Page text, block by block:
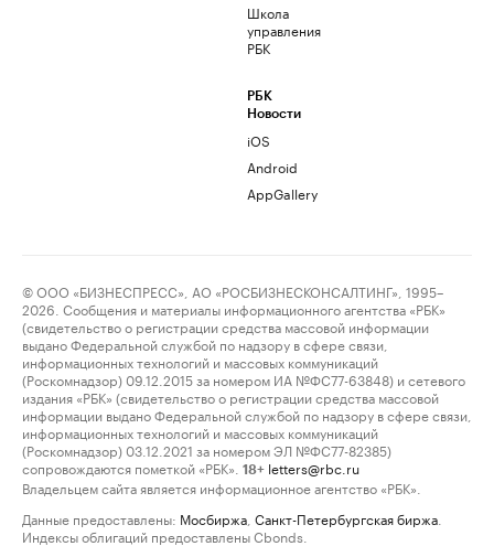
Школа
управления
РБК
РБК
Новости
iOS
Android
AppGallery
© ООО «БИЗНЕСПРЕСС», АО «РОСБИЗНЕСКОНСАЛТИНГ», 1995–
2026. Сообщения и материалы информационного агентства «РБК»
(свидетельство о регистрации средства массовой информации
выдано Федеральной службой по надзору в сфере связи,
информационных технологий и массовых коммуникаций
(Роскомнадзор) 09.12.2015 за номером ИА №ФС77-63848) и сетевого
издания «РБК» (свидетельство о регистрации средства массовой
информации выдано Федеральной службой по надзору в сфере связи,
информационных технологий и массовых коммуникаций
(Роскомнадзор) 03.12.2021 за номером ЭЛ №ФС77-82385)
сопровождаются пометкой «РБК».
18+ letters@rbc.ru
Владельцем сайта является информационное агентство «РБК».
Данные предоставлены: Мосбиржа Санкт-Петербургская биржа
Индексы облигаций предоставлены Cbonds.